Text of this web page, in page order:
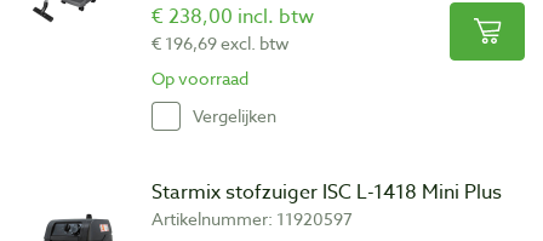
€ 238,00 incl. btw
€ 196,69 excl. btw
Op voorraad
Vergelijken
Starmix stofzuiger ISC L-1418 Mini Plus
Artikelnummer: 11920597